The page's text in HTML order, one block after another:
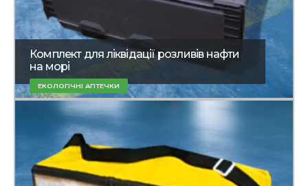
Комплект для ліквідації розливів нафти
на морі
ЕКОЛОГІЧНІ АПТЕЧКИ